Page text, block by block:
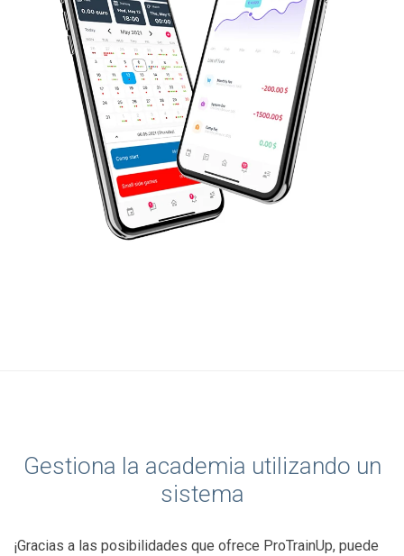
Gestiona la academia utilizando un
sistema
¡Gracias a las posibilidades que ofrece ProTrainUp, puede